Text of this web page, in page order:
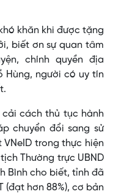
khăn khi được tặng
biết ơn sự quan tâm
chính quyền địa
Hùng, người có uy tín
cách thủ tục hành
chuyển đổi sang sử
trong thực hiện
Thường trực UBND
Bình cho biết, tỉnh đã
(đạt hơn 88%), cơ bản